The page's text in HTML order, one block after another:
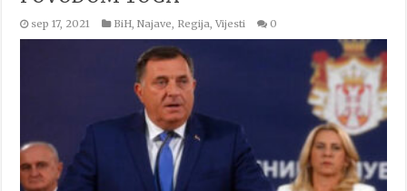
sep 17, 2021 BiH,Najave, Regija,Vijesti 0